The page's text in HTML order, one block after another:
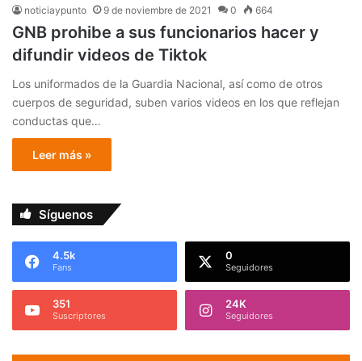
noticiaypunto 9 de noviembre de 2021 0 664
GNB prohibe a sus funcionarios hacer y
difundir videos de Tiktok
Los uniformados de la Guardia Nacional, así como de otros
cuerpos de seguridad, suben varios videos en los que reflejan
conductas que…
Leer más »
Síguenos
4.5k
Fans
0
Seguidores
351
Suscriptores
24K
Seguidores